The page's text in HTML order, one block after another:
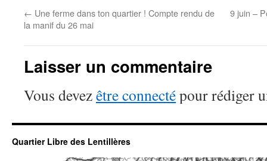
← Une ferme dans ton quartier ! Compte rendu de
la manif du 26 mai
9 juin –
Laisser un commentaire
Vous devezêtre connectépour rédiger
Quartier Libre des Lentillères